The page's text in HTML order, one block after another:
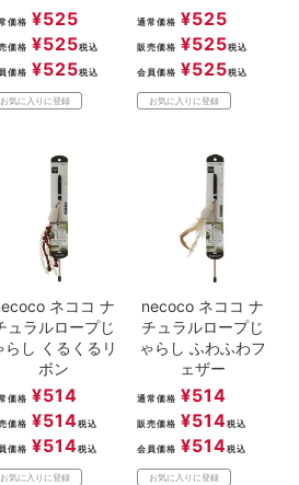
価格 ¥525
価格 ¥525税込
価格 ¥525税込
お気に入りに登録
通常価格 ¥525
販売価格 ¥525税込
会員価格 ¥525税込
お気に入りに登録
ネココ ナ
ュラルロープじ
らし くるくるリ
ボン
価格 ¥514
価格 ¥514税込
価格 ¥514税込
お気に入りに登録
necoco ネココ ナ
チュラルロープじ
ゃらし ふわふわフ
ェザー
通常価格 ¥514
販売価格 ¥514税込
会員価格 ¥514税込
お気に入りに登録